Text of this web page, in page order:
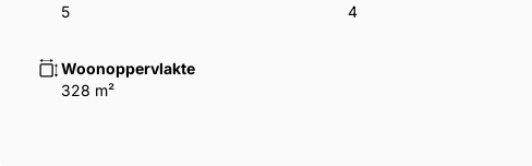
Parkeerplaatsen: 3 buitenplaatsen
Dichtbij: Minuten met de auto van het strand en de
5
4
Woonoppervlakte
328 m²